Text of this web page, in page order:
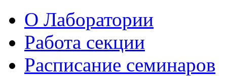
О Лаборатории
Работа секции
Расписание семинаров